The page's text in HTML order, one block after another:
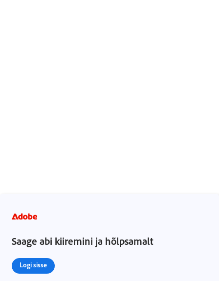
Saage abi kiiremini ja hõlpsamalt
Logi sisse